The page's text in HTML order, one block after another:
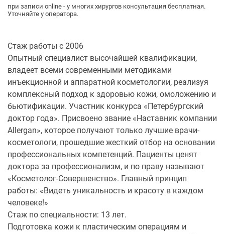
при записи online - у многих хирургов консультация бесплатная.
Уточняйте у оператора.
Стаж работы с 2006
Опытный специалист высочайшей квалификации,
владеет всеми современными методиками
инъекционной и аппаратной косметологии, реализуя
комплексный подход к здоровью кожи, омоложению и
бьютификации. Участник конкурса «Петербургский
доктор года». Присвоено звание «Наставник компании
Allergan», которое получают только лучшие врачи-
косметологи, прошедшие жесткий отбор на основании
профессиональных компетенций. Пациенты ценят
доктора за профессионализм, и по праву называют
«Косметолог-Совершенство». Главный принцип
работы: «Видеть уникальность и красоту в каждом
человеке!»
Стаж по специальности: 13 лет.
Подготовка кожи к пластическим операциям и